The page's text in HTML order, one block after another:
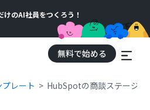
のAI社員をつくろう！
無料で始める
レート HubSpotの商談ステージ